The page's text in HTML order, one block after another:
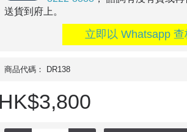
送貨到府上。
立即以 Whatsapp 查
商品代碼： DR138
HK$3,800